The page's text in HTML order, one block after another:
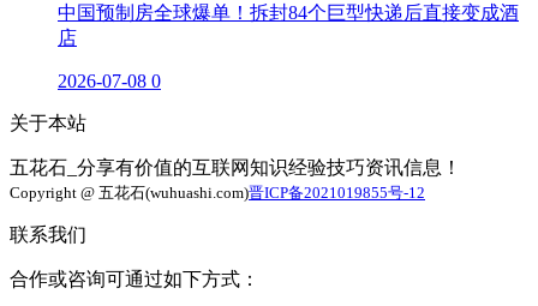
中国预制房全球爆单！拆封84个巨型快递后直接变成酒
店
2026-07-08 0
关于本站
五花石_分享有价值的互联网知识经验技巧资讯信息！
Copyright @ 五花石(wuhuashi.com)晋ICP备2021019855号-12
联系我们
合作或咨询可通过如下方式：